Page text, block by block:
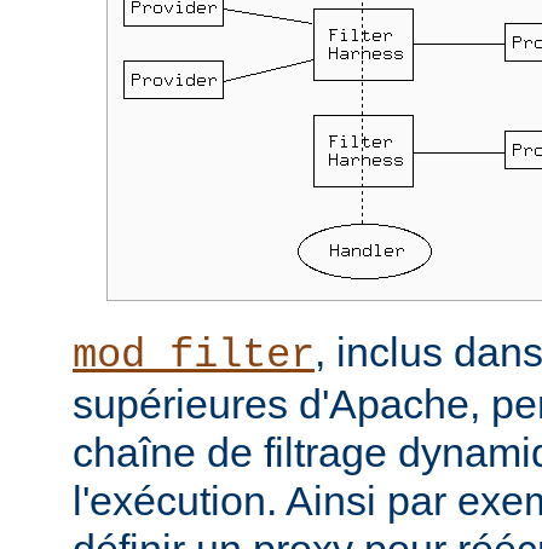
mod_filter, inclus
supérieures d'Apache,
chaîne de filtrage
l'exécution. Ainsi par